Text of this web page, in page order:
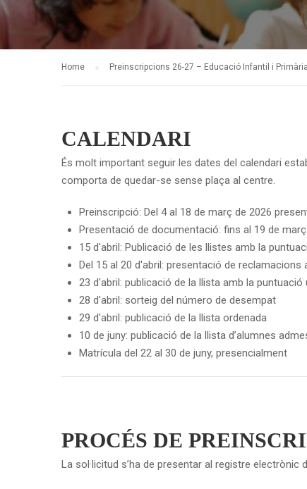
Home Preinscripcions 26-27 – Educació Infantil i Primària
CALENDARI
És molt important seguir les dates del calendari
comporta de quedar-se sense plaça al centre.
Preinscripció: Del 4 al 18 de març de 2026
Presentació de documentació: fins al 19 de març
15 d'abril: Publicació de les llistes amb la
Del 15 al 20 d'abril: presentació de
23 d'abril: publicació de la llista amb la
28 d'abril: sorteig del número de desempat
29 d'abril: publicació de la llista ordenada
10 de juny: publicació de la llista d’alumnes
Matrícula del 22 al 30 de juny, presencialment
PROCÉS DE
La sol·licitud s’ha de presentar al registre